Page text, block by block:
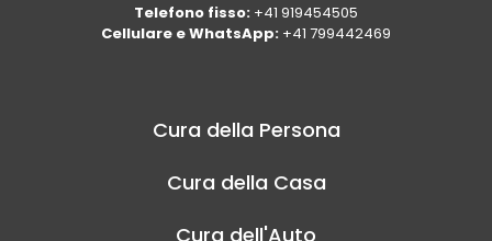
Telefono fisso: +41 919454505
Cellulare e WhatsApp: +41 799442469
Cura della Persona
Cura della Casa
Cura dell'Auto